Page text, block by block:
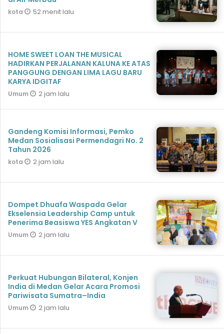
kota 52 menit lalu
HOME SWEET LOAN THE MUSICAL
HADIRKAN PERJALANAN KALUNA KE ATAS
PANGGUNG DENGAN LIMA LAGU BARU
KARYA IDGITAF
Umum 2 jam lalu
Gandeng Komisi Informasi, Pemko
Medan Sosialisasi Permendagri No. 2
Tahun 2026
kota 2 jam lalu
Dompet Dhuafa Waspada Gelar
Ekselensia Leadership Camp untuk
Penerima Beasiswa YES Angkatan V
Umum 2 jam lalu
Perkuat Hubungan Bilateral, Konjen
India di Medan Gelar Acara Promosi
Pariwisata Sumatra–India
Umum 2 jam lalu